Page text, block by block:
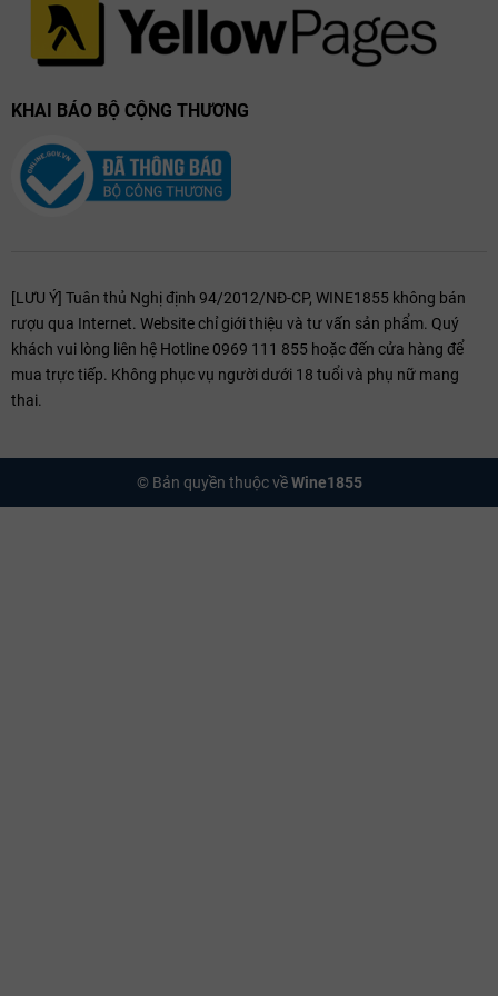
lịch, tươi mát và hương vị cân bằng. Được chế tác tinh tế bởi Tenuta
Ammiraglia, chai rượu này thể hiện sự kết hợp hoàn hảo giữa truyền
thống và hiện đại. Với hương thơm sống động, vị rượu sảng khoái và
KHAI BÁO BỘ CỘNG THƯƠNG
[LƯU Ý] Tuân thủ Nghị định 94/2012/NĐ-CP, WINE1855 không bán
rượu qua Internet. Website chỉ giới thiệu và tư vấn sản phẩm. Quý
khách vui lòng liên hệ Hotline 0969 111 855 hoặc đến cửa hàng để
mua trực tiếp. Không phục vụ người dưới 18 tuổi và phụ nữ mang
thai.
© Bản quyền thuộc vềWine1855